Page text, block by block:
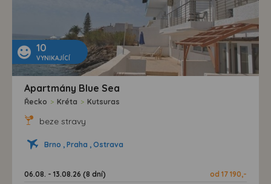
10
VYNIKAJÍCÍ
Apartmány Blue Sea
Řecko > Kréta > Kutsuras
beze stravy
Brno , Praha , Ostrava
06.08. - 13.08.26 (8 dní)
od 17 190,-